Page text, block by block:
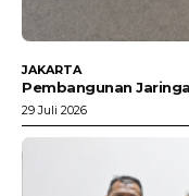
JAKARTA
Pembangunan
29 Juli 2026